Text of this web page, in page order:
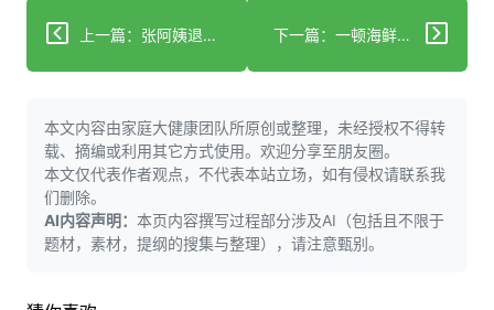
上一篇：张阿姨退烧就停药结果怎样了？多数人做错了 下一篇：一顿海鲜火锅下肚？他脚腕疼到想截肢！
本文内容由家庭大健康团队所原创或整理，未经授权不得转
载、摘编或利用其它方式使用。欢迎分享至朋友圈。
本文仅代表作者观点，不代表本站立场，如有侵权请联系我
们删除。
AI内容声明： 本页内容撰写过程部分涉及AI（包括且不限于
题材，素材，提纲的搜集与整理），请注意甄别。